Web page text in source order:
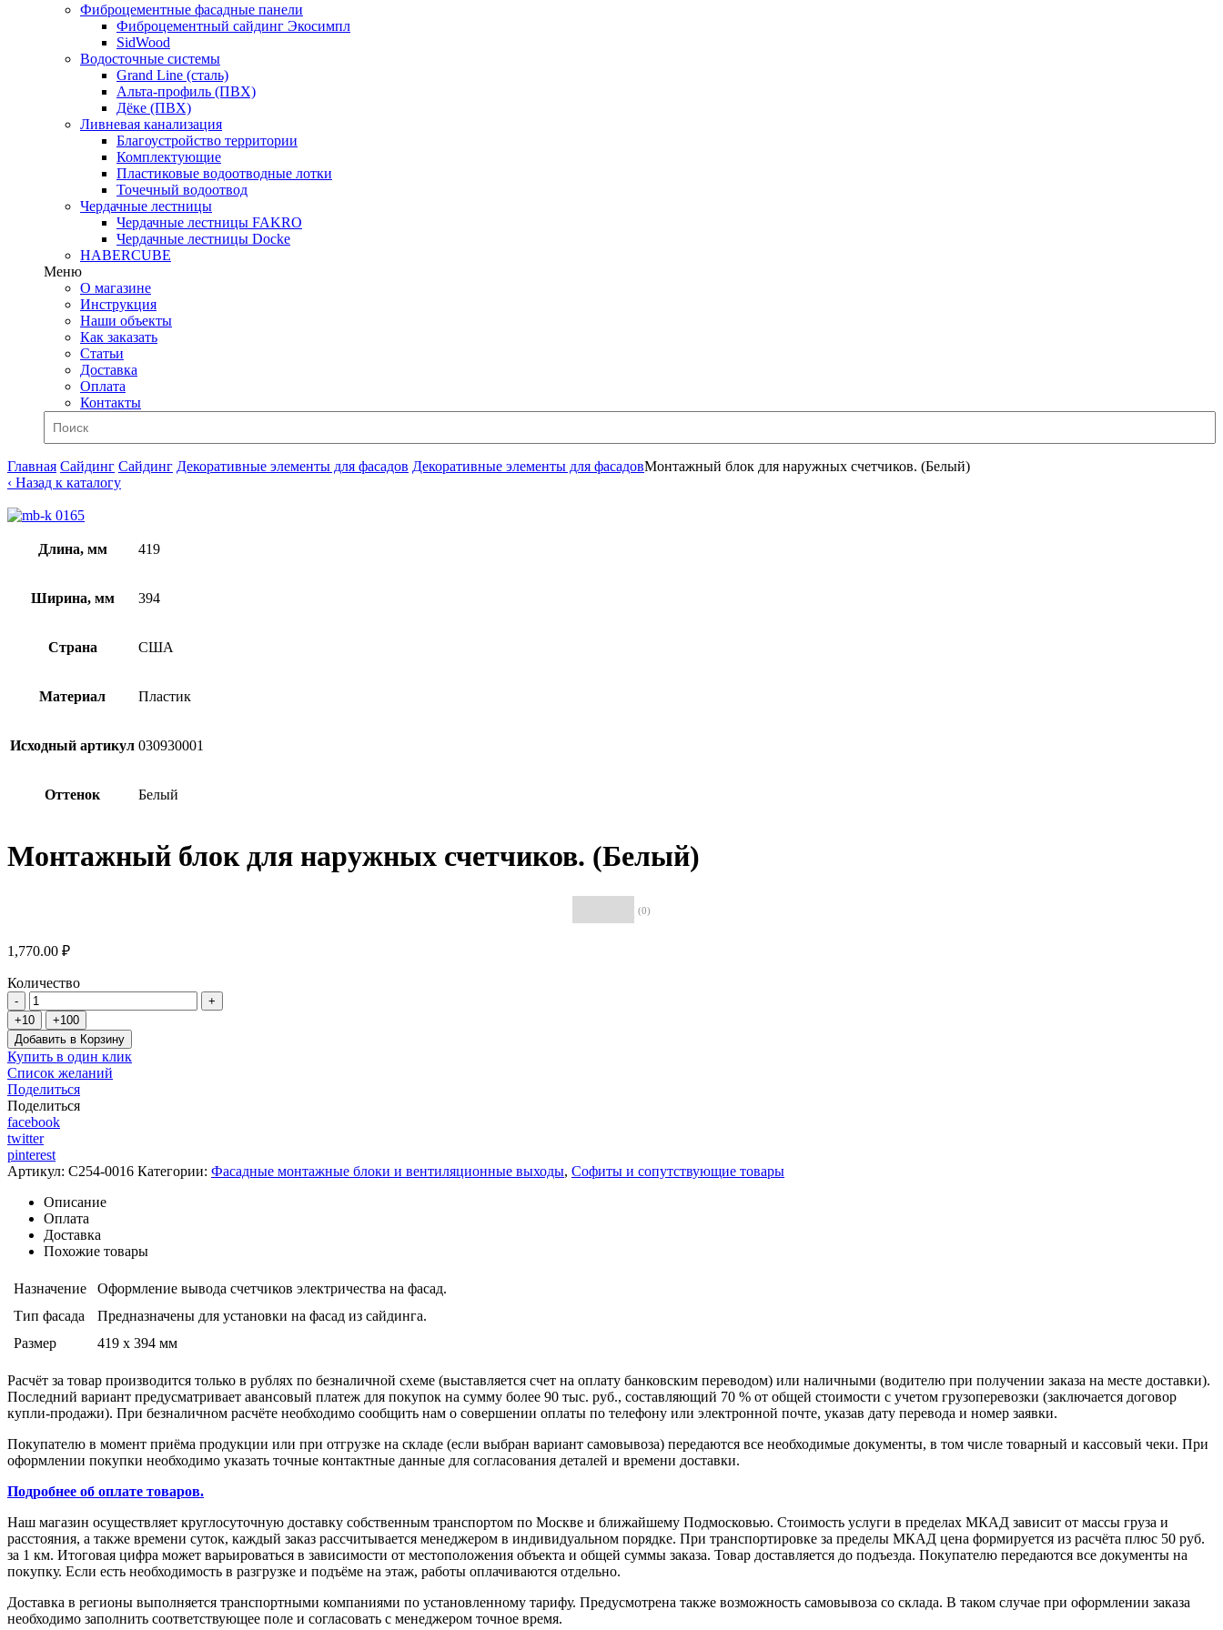
Фиброцементные фасадные панели
Фиброцементный сайдинг Экосимпл
SidWood
Водосточные системы
Grand Line (сталь)
Альта-профиль (ПВХ)
Дёке (ПВХ)
Ливневая канализация
Благоустройство территории
Комплектующие
Пластиковые водоотводные лотки
Точечный водоотвод
Чердачные лестницы
Чердачные лестницы FAKRO
Чердачные лестницы Docke
HABERCUBE
Меню
О магазине
Инструкция
Наши объекты
Как заказать
Статьи
Доставка
Оплата
Контакты
Главная Сайдинг Сайдинг Декоративные элементы для фасадов Декоративные элементы для фасадовМонтажный блок для наружных счетчиков. (Белый)
‹ Назад к каталогу
Длина, мм 419
Ширина, мм 394
Страна США
Материал Пластик
Исходный артикул 030930001
Оттенок Белый
Монтажный блок для наружных счетчиков. (Белый)
(0)
1,770.00 ₽
Количество
Добавить в Корзину
Купить в один клик
Список желаний
Поделиться
Поделиться
facebook
twitter
pinterest
Артикул: C254-0016 Категории: Фасадные монтажные блоки и вентиляционные выходы, Софиты и сопутствующие товары
Описание
Оплата
Доставка
Похожие товары
Назначение
Оформление вывода счетчиков электричества на фасад.
Тип фасада
Предназначены для установки на фасад из сайдинга.
Размер
419 х 394 мм
Расчёт за товар производится только в рублях по безналичной схеме (выставляется счет на оплату банковским переводом) или наличными (водителю при получении заказа на месте доставки).
Последний вариант предусматривает авансовый платеж для покупок на сумму более 90 тыс. руб., составляющий 70 % от общей стоимости с учетом грузоперевозки (заключается договор
купли-продажи). При безналичном расчёте необходимо сообщить нам о совершении оплаты по телефону или электронной почте, указав дату перевода и номер заявки.
Покупателю в момент приёма продукции или при отгрузке на складе (если выбран вариант самовывоза) передаются все необходимые документы, в том числе товарный и кассовый чеки. При
оформлении покупки необходимо указать точные контактные данные для согласования деталей и времени доставки.
Подробнее об оплате товаров.
Наш магазин осуществляет круглосуточную доставку собственным транспортом по Москве и ближайшему Подмосковью. Стоимость услуги в пределах МКАД зависит от массы груза и
расстояния, а также времени суток, каждый заказ рассчитывается менеджером в индивидуальном порядке. При транспортировке за пределы МКАД цена формируется из расчёта плюс 50 руб.
за 1 км. Итоговая цифра может варьироваться в зависимости от местоположения объекта и общей суммы заказа. Товар доставляется до подъезда. Покупателю передаются все документы на
покупку. Если есть необходимость в разгрузке и подъёме на этаж, работы оплачиваются отдельно.
Доставка в регионы выполняется транспортными компаниями по установленному тарифу. Предусмотрена также возможность самовывоза со склада. В таком случае при оформлении заказа
необходимо заполнить соответствующее поле и согласовать с менеджером точное время.